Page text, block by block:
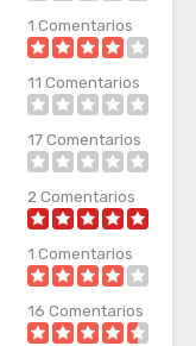
1 Comentarios
11 Comentarios
17Comentarios
2Comentarios
1 Comentarios
16 Comentarios